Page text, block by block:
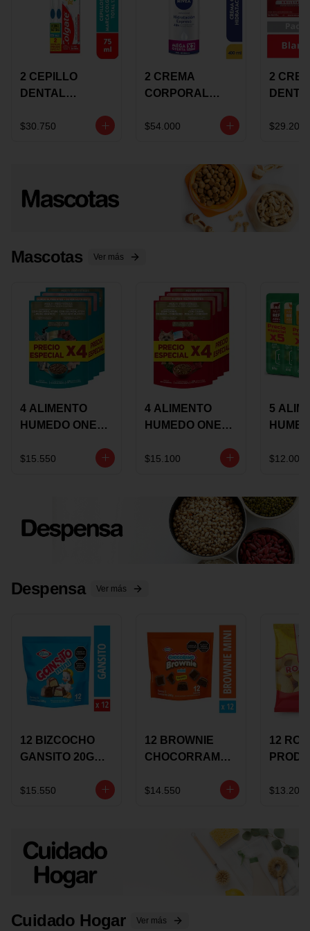
2 CEPILLO
DENTAL
+CREMA
$30.750
2 CREMA
CORPORAL
EXPRESS
OFERTA
$54.000
2
$29.200
Mascotas Ver más
4 ALIMENTO
HUMEDO ONE
85 GRS
$15.550
4 ALIMENTO
HUMEDO ONE
85 GRS
$15.100
5
$12.000
Despensa Ver más
12 BIZCOCHO
GANSITO 20G
MERMELADA
$15.550
12 BROWNIE
CHOCORRAMO
X 20 GRS
$14.550
12
X 15
$13.200
Cuidado Hogar Ver más